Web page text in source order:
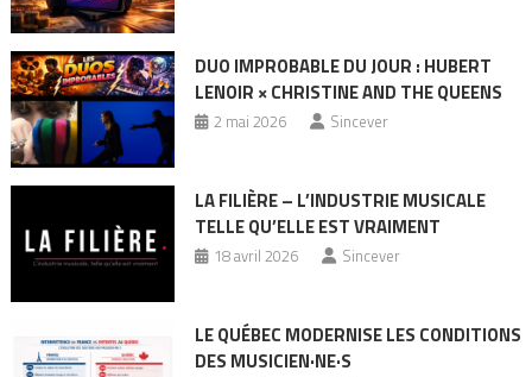
DUO IMPROBABLE DU JOUR : HUBERT
LENOIR × CHRISTINE AND THE QUEENS
2 mai 2026 Sincever
LA FILIÈRE – L’INDUSTRIE MUSICALE
TELLE QU’ELLE EST VRAIMENT
18 avril 2026 Sincever
LE QUÉBEC MODERNISE LES CONDITIONS
DES MUSICIEN·NE·S